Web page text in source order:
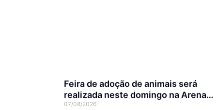
Feira de adoção de animais será
realizada neste domingo na Arena
Joinville
07/08/2026